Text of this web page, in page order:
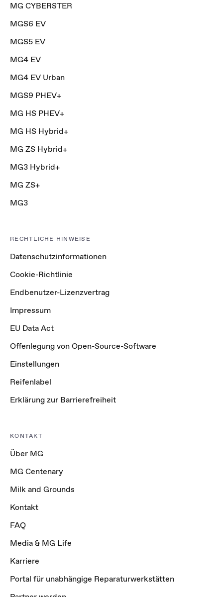
MG CYBERSTER
MGS6 EV
MGS5 EV
MG4 EV
MG4 EV Urban
MGS9 PHEV+
MG HS PHEV+
MG HS Hybrid+
MG ZS Hybrid+
MG3 Hybrid+
MG ZS+
MG3
RECHTLICHE HINWEISE
Datenschutzinformationen
Cookie-Richtlinie
Endbenutzer-Lizenzvertrag
Impressum
EU Data Act
Offenlegung von Open-Source-Software
Einstellungen
Reifenlabel
Erklärung zur Barrierefreiheit
KONTAKT
Über MG
MG Centenary
Milk and Grounds
Kontakt
FAQ
Media & MG Life
Karriere
Portal für unabhängige Reparaturwerkstätten